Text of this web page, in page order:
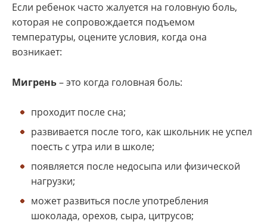
Если ребенок часто жалуется на головную боль,
которая не сопровождается подъемом
температуры, оцените условия, когда она
возникает:
Мигрень– это когда головная боль:
проходит после сна;
развивается после того, как школьник не успел
поесть с утра или в школе;
появляется после недосыпа или физической
нагрузки;
может развиться после употребления
шоколада, орехов, сыра, цитрусов;